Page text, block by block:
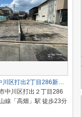
【名古屋市中川区打出2丁目286新築戸建B号棟】仲介手数料無料！荒子小学校・一柳中学校
中川区打出２丁目286
線「高畑」駅 徒歩23分